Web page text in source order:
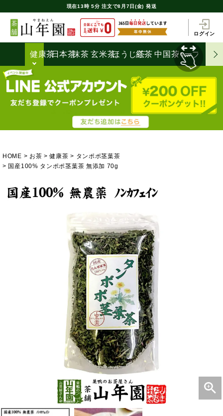
現在13時 5分 注文で8月7日(金) 発送
ログイン
健康茶日本茶抹茶 玄米茶ほうじ茶
紅茶 中国茶ハーブティ
HOME お茶 健康茶
タンポポ茎葉茶
国産100% タンポポ茎葉茶 無添加 70g